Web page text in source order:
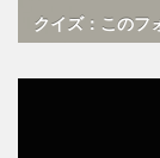
クイズ：このフ